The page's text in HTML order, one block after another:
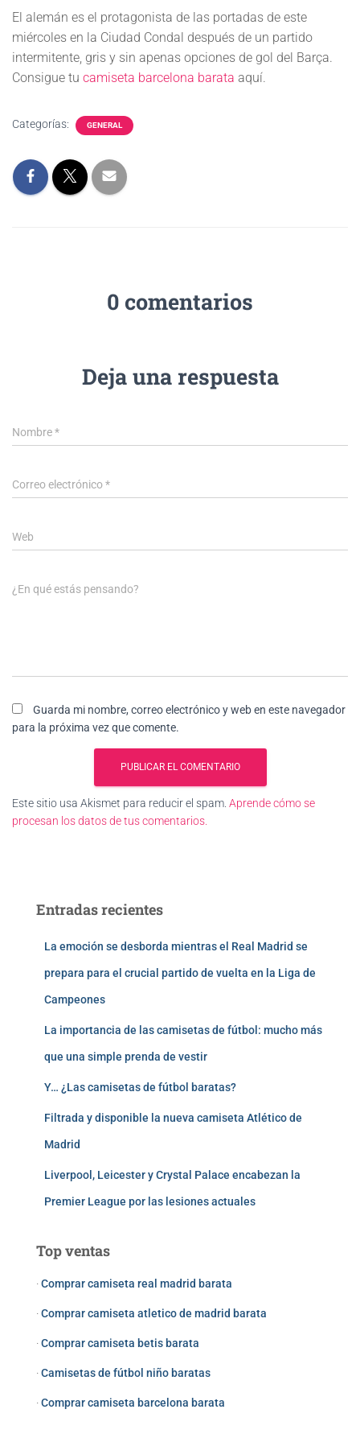
El alemán es el protagonista de las portadas de este
miércoles en la Ciudad Condal después de un partido
intermitente, gris y sin apenas opciones de gol del Barça.
Consigue tu camiseta barcelona barata aquí.
Categorías: GENERAL
0 comentarios
Deja una respuesta
Nombre*
Correo electrónico*
Web
¿En qué estás pensando?
Guarda mi nombre, correo electrónico y web en este navegador
para la próxima vez que comente.
Este sitio usa Akismet para reducir el spam. Aprende cómo se
procesan los datos de tus comentarios.
Entradas recientes
La emoción se desborda mientras el Real Madrid se
prepara para el crucial partido de vuelta en la Liga de
Campeones
La importancia de las camisetas de fútbol: mucho más
que una simple prenda de vestir
Y… ¿Las camisetas de fútbol baratas?
Filtrada y disponible la nueva camiseta Atlético de
Madrid
Liverpool, Leicester y Crystal Palace encabezan la
Premier League por las lesiones actuales
Top ventas
·Comprar camiseta real madrid barata
·Comprar camiseta atletico de madrid barata
·Comprar camiseta betis barata
·Camisetas de fútbol niño baratas
·Comprar camiseta barcelona barata